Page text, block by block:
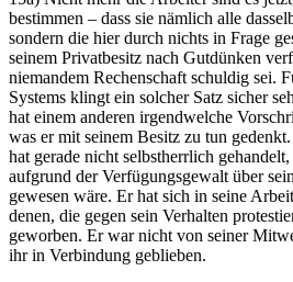
bestimmen – dass sie nämlich alle
sondern die hier durch nichts in Frage
seinem Privatbesitz nach Gutdünken
niemandem Rechenschaft schuldig sei.
Systems klingt ein solcher Satz sicher
hat einem anderen irgendwelche
was er mit seinem Besitz zu tun
hat gerade nicht selbstherrlich
aufgrund der Verfügungsgewalt über
gewesen wäre. Er hat sich in seine
denen, die gegen sein Verhalten
geworben. Er war nicht von seiner
ihr in Verbindung geblieben.